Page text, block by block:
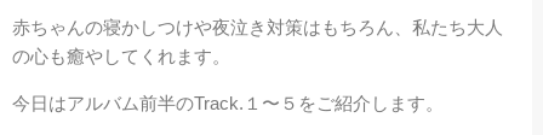
赤ちゃんの寝かしつけや夜泣き対策はもちろん、私たち大人
の心も癒やしてくれます。
今日はアルバム前半のTrack.１〜５をご紹介します。